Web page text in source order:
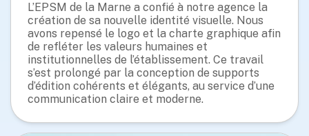
L’EPSM de la Marne a confié à notre agence la
création de sa nouvelle identité visuelle. Nous
avons repensé le logo et la charte graphique afin
de refléter les valeurs humaines et
institutionnelles de l’établissement. Ce travail
s’est prolongé par la conception de supports
d’édition cohérents et élégants, au service d’une
communication claire et moderne.